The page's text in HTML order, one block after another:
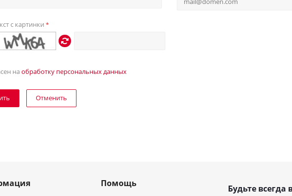
с картинки*
наобработку персональных данных
Отменить
Помощь Будьте всегда